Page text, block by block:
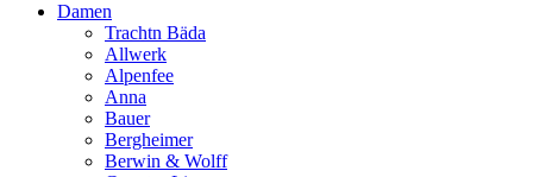
Damen
Trachtn Bäda
Allwerk
Alpenfee
Anna
Bauer
Bergheimer
Berwin & Wolff